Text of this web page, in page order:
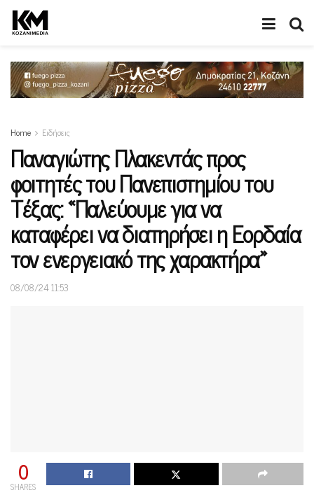
Home Ειδήσεις
Παναγιώτης Πλακεντάς προς
φοιτητές του Πανεπιστημίου του
Τέξας: «Παλεύουμε για να
καταφέρει να διατηρήσει η Εορδαία
τον ενεργειακό της χαρακτήρα»
08/08/24 11:53
0
SHARES